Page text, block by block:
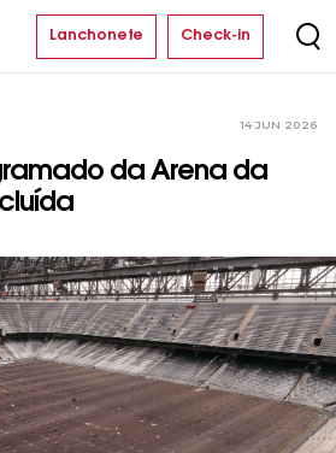
Lanchonete Check-in
14 JUN 2026
da Arena da